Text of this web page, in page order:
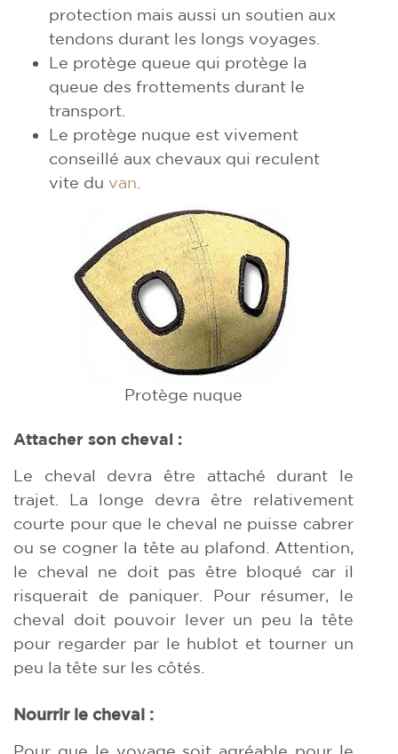
protection mais aussi un soutien aux
tendons durant les longs voyages.
Le protège queue qui protège la
queue des frottements durant le
transport.
Le protège nuque est vivement
conseillé aux chevaux qui reculent
vite du van
Protège nuque
Attacher son cheval :
Le cheval devra être attaché durant le
trajet. La longe devra être relativement
courte pour que le cheval ne puisse cabrer
ou se cogner la tête au plafond. Attention,
le cheval ne doit pas être bloqué car il
risquerait de paniquer. Pour résumer, le
cheval doit pouvoir lever un peu la tête
pour regarder par le hublot et tourner un
peu la tête sur les côtés.
Nourrir le cheval :
Pour que le voyage soit agréable pour le